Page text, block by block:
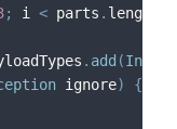
; i < parts . length
. add (
ignore)
{